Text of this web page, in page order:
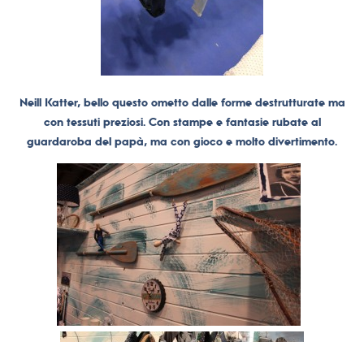
Neill Katter, bello questo ometto dalle forme destrutturate ma
con tessuti preziosi. Con stampe e fantasie rubate al
guardaroba del papà, ma con gioco e molto divertimento.